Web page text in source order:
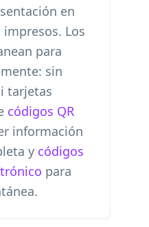
en
Los
para
sin
tarjetas
códigos QR
información
y códigos
para